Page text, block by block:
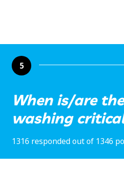
5
When is/are
washing
1316 responded out of 1346